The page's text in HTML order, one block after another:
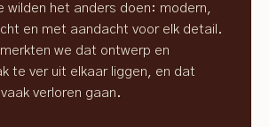
wilden het anders doen: modern,
en met aandacht voor elk detail.
we dat ontwerp en
te ver uit elkaar liggen, en dat
verloren gaan.